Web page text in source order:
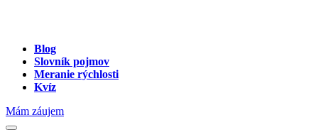
Blog
Slovník pojmov
Meranie rýchlosti
Kvíz
Mám záujem